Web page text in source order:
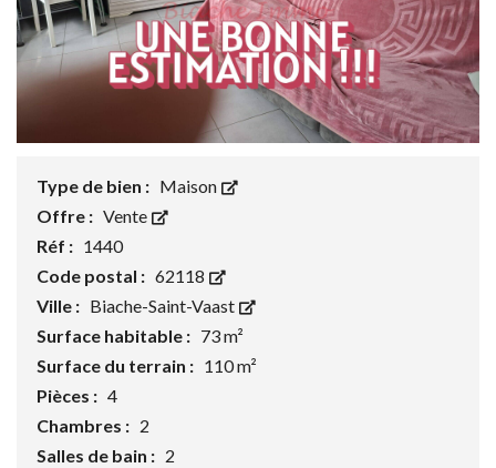
Type de bien : Maison
Offre : Vente
Réf : 1440
Code postal : 62118
Ville : Biache-Saint-Vaast
Surface habitable : 73 m²
Surface du terrain : 110 m²
Pièces : 4
Chambres : 2
Salles de bain : 2